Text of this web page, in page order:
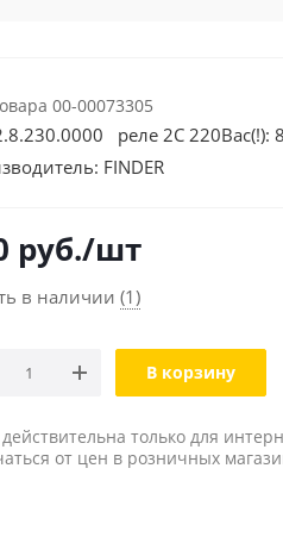
00-00073305
реле 2C
FINDER
руб./шт
в наличии (1)
В корзину
только для
от цен в розничных